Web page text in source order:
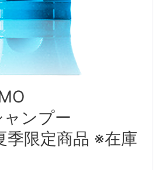
ンプー
季限定商品 ※在庫